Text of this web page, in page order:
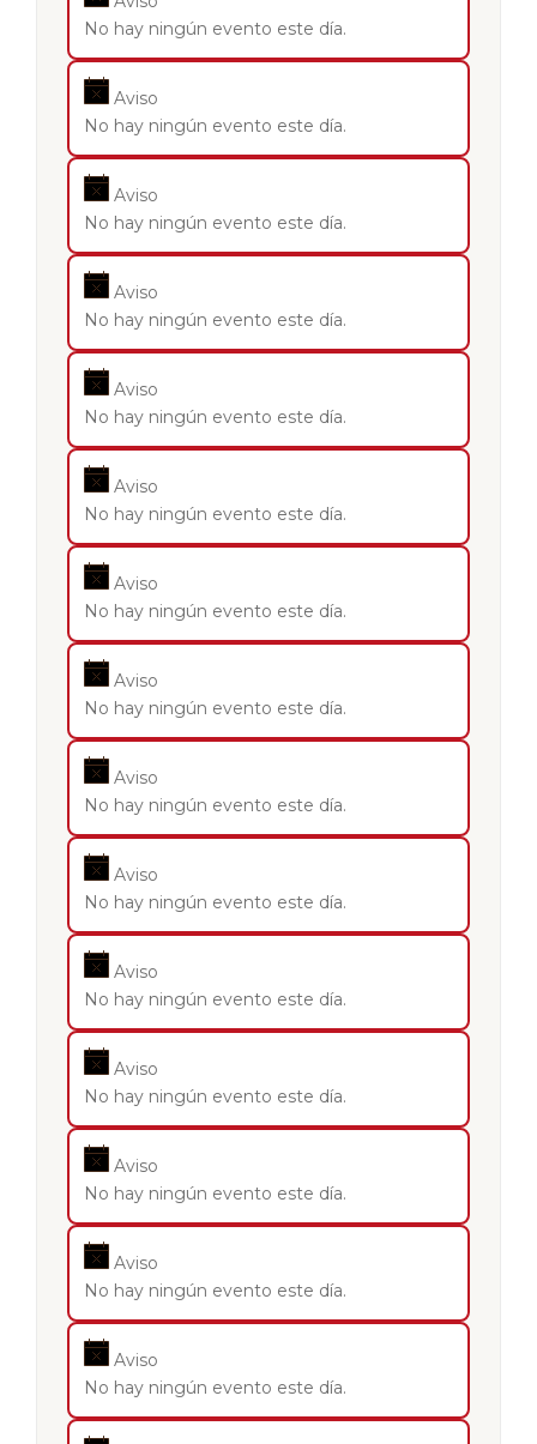
No hay ningún evento este día.
Aviso
No hay ningún evento este día.
Aviso
No hay ningún evento este día.
Aviso
No hay ningún evento este día.
Aviso
No hay ningún evento este día.
Aviso
No hay ningún evento este día.
Aviso
No hay ningún evento este día.
Aviso
No hay ningún evento este día.
Aviso
No hay ningún evento este día.
Aviso
No hay ningún evento este día.
Aviso
No hay ningún evento este día.
Aviso
No hay ningún evento este día.
Aviso
No hay ningún evento este día.
Aviso
No hay ningún evento este día.
Aviso
No hay ningún evento este día.